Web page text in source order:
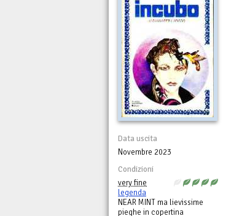
Data uscita
Novembre 2023
Condizioni
very fine
legenda
NEAR MINT ma lievissime
pieghe in copertina